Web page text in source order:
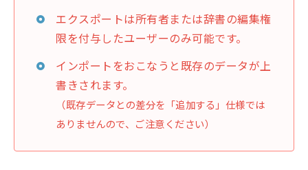
エクスポートは所有者または辞書の編集権
限を付与したユーザーのみ可能です。
インポートをおこなうと既存のデータが上
書きされます。
（既存データとの差分を「追加する」仕様では
ありませんので、ご注意ください）